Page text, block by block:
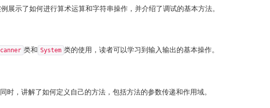
示了如何进行算术运算和字符串操作，并介绍了调试的基本方法。
类和 System 类的使用，读者可以学习到输入输出的基本操作。
，讲解了如何定义自己的方法，包括方法的参数传递和作用域。